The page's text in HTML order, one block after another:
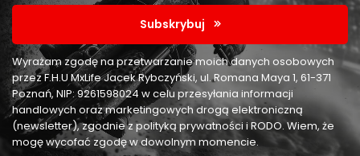
Subskrybuj
Wyrażam zgodę na przetwarzanie moich danych osobowych
przez F.H.U MxLife Jacek Rybczyński, ul. Romana Maya 1, 61-371
Poznań, NIP: 9261598024 w celu przesyłania informacji
handlowych oraz marketingowych drogą elektroniczną
(newsletter), zgodnie z polityką prywatności i RODO. Wiem, że
mogę wycofać zgodę w dowolnym momencie.